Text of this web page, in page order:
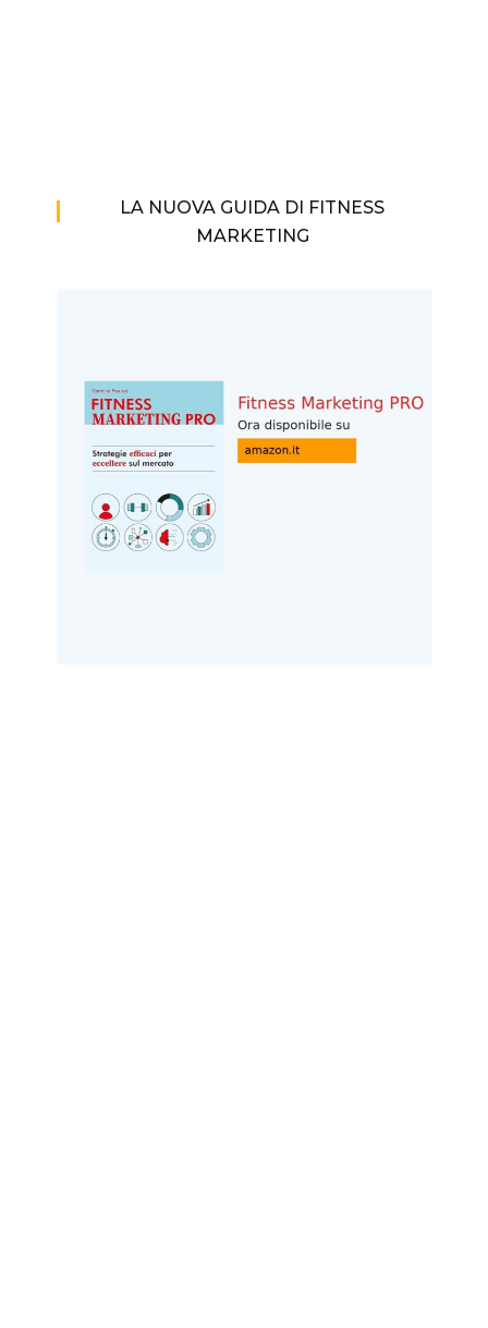
LA NUOVA GUIDA DI FITNESS
MARKETING